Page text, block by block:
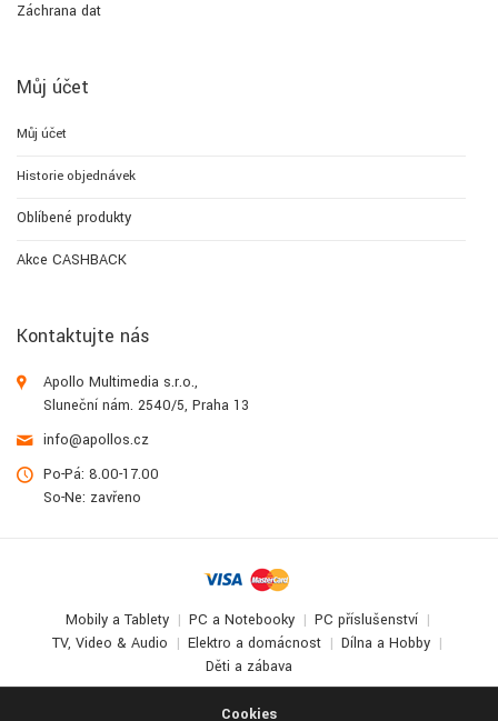
Cookies
Záchrana dat
Můj účet
Můj účet
Historie objednávek
Oblíbené produkty
Akce CASHBACK
Kontaktujte nás
Apollo Multimedia s.r.o.,
Sluneční nám. 2540/5, Praha 13
info@apollos.cz
Po-Pá: 8.00-17.00
So-Ne: zavřeno
Mobily a Tablety PC a Notebooky
PC příslušenství
TV, Video & Audio
Elektro a domácnost
Dílna a Hobby
Děti a zábava